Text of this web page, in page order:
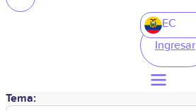
EC
Ingresar
Tema: